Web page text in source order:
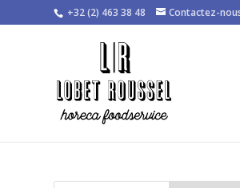
+32 (2) 463 38 48 Contactez-